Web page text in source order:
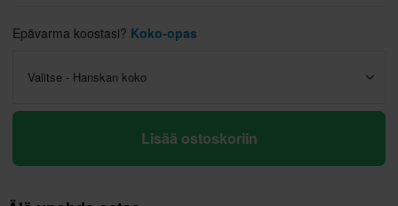
Epävarma koostasi? Koko-opas
Valitse - Hanskan koko
Lisää ostoskoriin